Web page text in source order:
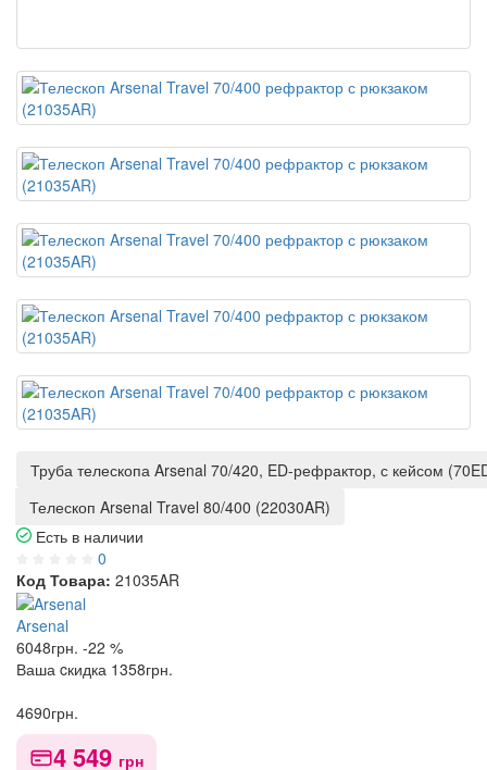
Труба телескопа Arsenal 70/420, ED-рефрактор, с кейсом
Телескоп Arsenal Travel 80/400 (22030AR)
Есть в наличии
0
Код Товара: 21035AR
Arsenal
6048грн. -22 %
Ваша cкидка 1358грн.
4690грн.
4 549 грн